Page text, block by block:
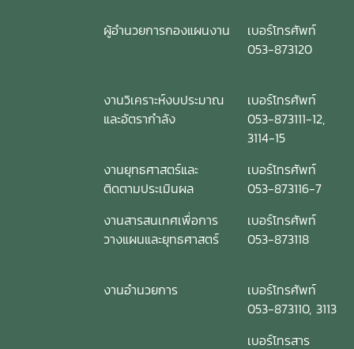
ผู้อำนวยการกองแผนงาน
เบอร์โทรศัพท์
053-873120
งานวิเคราะห์งบประมาณ
และอัตรากำลัง
เบอร์โทรศัพท์
053-873111-12,
3114-15
งานยุทธศาสตร์และ
ติดตามประเมินผล
เบอร์โทรศัพท์
053-873116-7
งานสารสนเทศเพื่อการ
วางแผนและยุทธศาสตร์
เบอร์โทรศัพท์
053-873118
งานอำนวยการ
เบอร์โทรศัพท์
053-873110, 3113
เบอร์โทรสาร